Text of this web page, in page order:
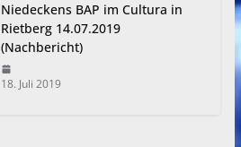
Niedeckens BAP im Cultura in
Rietberg 14.07.2019
(Nachbericht)
18. Juli 2019